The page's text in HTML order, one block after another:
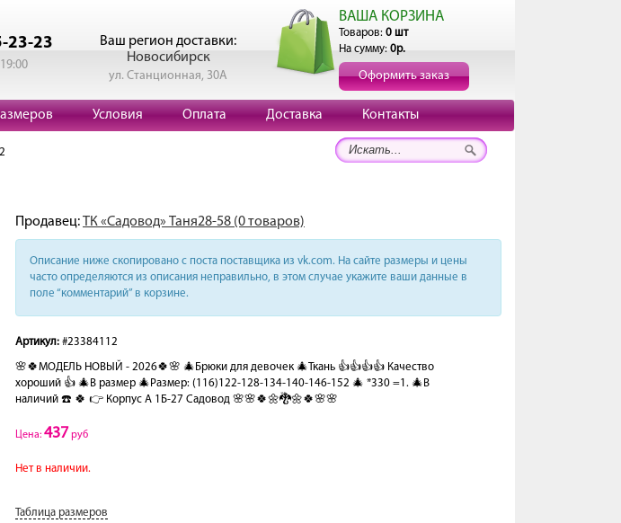
23-23
Ваш регион доставки:
Новосибирск
ул. Станционная, 30А
ВАША КОРЗИНА
Товаров: 0 шт
На сумму: 0р.
Оформить заказ
Условия Оплата Доставка Контакты
Продавец:ТК «Садовод» Таня28-58 (0 товаров)
Описание ниже скопировано с поста поставщика из vk.com. На сайте размеры и цены
часто определяются из описания неправильно, в этом случае укажите ваши данные в
поле “комментарий” в корзине.
Артикул: #23384112
🌸🍀МОДЕЛЬ НОВЫЙ - 2026🍀🌸 🎄Брюки для девочек 🎄Ткань 👍👍👍👍 Качество
хороший 👍 🎄В размер 🎄Размер: (116)122-128-134-140-146-152 🎄 *330 =1. 🎄В
наличий ☎️ 🍀 👉 Корпус А 1Б-27 Садовод 🌸🌸🍀🌼🐉🌼🍀🌸🌸
Цена: 437 руб
Нет в наличии.
Таблица размеров